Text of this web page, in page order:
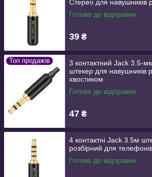
Стерео для навушників
Готово до відправки
39 ₴
Топ продажів
3 контактний Jack 3.5-
штекер для навушників
хвостиком
Готово до відправки
47 ₴
4 контактні Jack 3.5м
розбірний для
Готово до відправки